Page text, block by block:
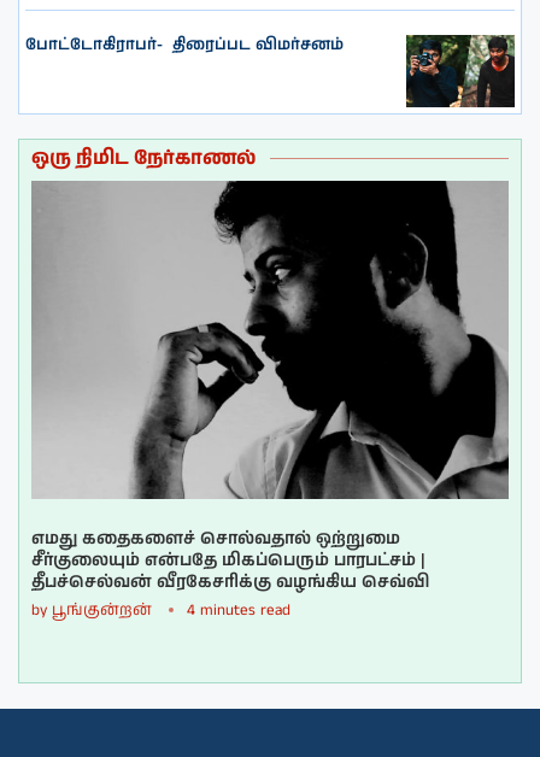
போட்டோகிராபர்- ‌ திரைப்பட விமர்சனம்
ஒரு நிமிட நேர்காணல்
எமது கதைகளைச் சொல்வதால் ஒற்றுமை
சீர்குலையும் என்பதே மிகப்பெரும் பாரபட்சம் |
தீபச்செல்வன் வீரகேசரிக்கு வழங்கிய செவ்வி
by பூங்குன்றன் 4 minutes read